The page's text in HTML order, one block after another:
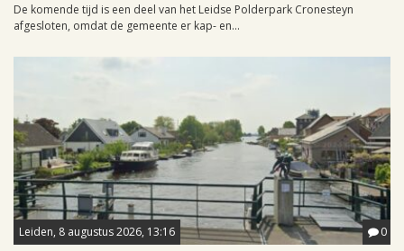
De komende tijd is een deel van het Leidse Polderpark Cronesteyn
afgesloten, omdat de gemeente er kap- en...
Leiden, 8 augustus 2026, 13:16 0